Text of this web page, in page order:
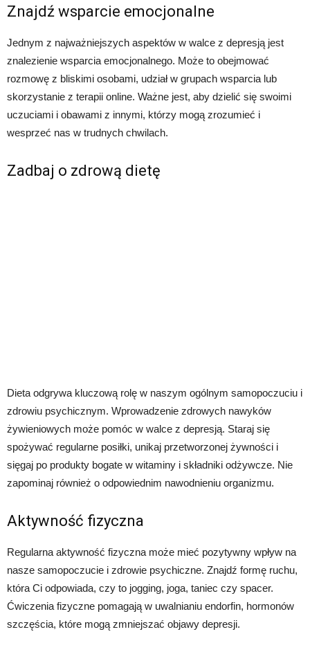
Znajdź wsparcie emocjonalne
Jednym z najważniejszych aspektów w walce z depresją jest
znalezienie wsparcia emocjonalnego. Może to obejmować
rozmowę z bliskimi osobami, udział w grupach wsparcia lub
skorzystanie z terapii online. Ważne jest, aby dzielić się swoimi
uczuciami i obawami z innymi, którzy mogą zrozumieć i
wesprzeć nas w trudnych chwilach.
Zadbaj o zdrową dietę
Dieta odgrywa kluczową rolę w naszym ogólnym samopoczuciu i
zdrowiu psychicznym. Wprowadzenie zdrowych nawyków
żywieniowych może pomóc w walce z depresją. Staraj się
spożywać regularne posiłki, unikaj przetworzonej żywności i
sięgaj po produkty bogate w witaminy i składniki odżywcze. Nie
zapominaj również o odpowiednim nawodnieniu organizmu.
Aktywność fizyczna
Regularna aktywność fizyczna może mieć pozytywny wpływ na
nasze samopoczucie i zdrowie psychiczne. Znajdź formę ruchu,
która Ci odpowiada, czy to jogging, joga, taniec czy spacer.
Ćwiczenia fizyczne pomagają w uwalnianiu endorfin, hormonów
szczęścia, które mogą zmniejszać objawy depresji.